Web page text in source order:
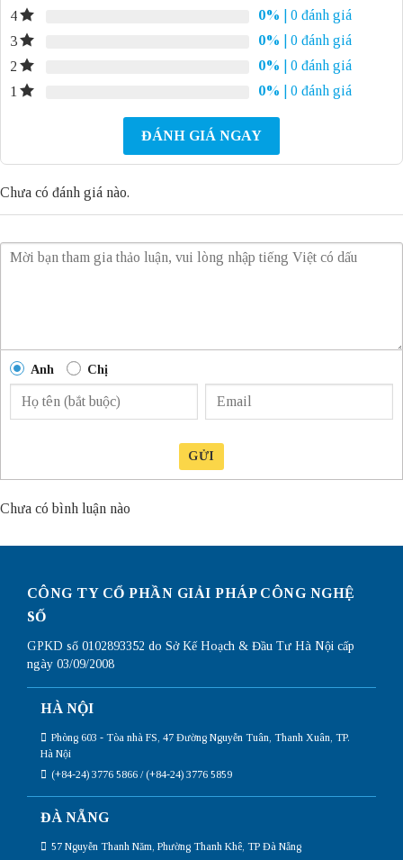
4
0%
| 0 đánh giá
3
0%
| 0 đánh giá
2
0%
| 0 đánh giá
1
0% | 0 đánh giá
ĐÁNH GIÁ NGAY
Chưa có đánh giá nào.
Anh Chị
GỬI
Chưa có bình luận nào
CÔNG TY CỔ PHẦN GIẢI PHÁP CÔNG NGHỆ
SỐ
GPKD số 0102893352 do Sở Kế Hoạch & Đầu Tư Hà Nội cấp
ngày 03/09/2008
HÀ NỘI
Phòng 603 - Tòa nhà FS, 47 Đường Nguyễn Tuân, Thanh Xuân, TP.
Hà Nội
(+84-24) 3776 5866 / (+84-24) 3776 5859
ĐÀ NẴNG
57 Nguyễn Thanh Năm, Phường Thanh Khê, TP Đà Nẵng